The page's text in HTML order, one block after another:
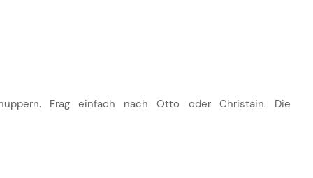
Frag einfach nach Otto oder Christain. Die